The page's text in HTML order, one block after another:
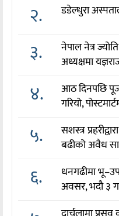
२. डडेल्धुरा
३.
नेपाल नेत्र
अध्यक्षमा
४.
आठ दिनपछि
गरियो,
५.
सशस्त्र
बढीको अवैध
६.
धनगढीमा
अवसर, भदौ ३